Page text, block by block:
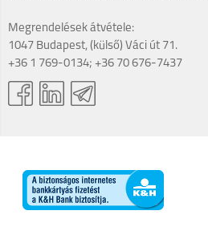
Megrendelések átvétele:
1047 Budapest, (külső) Váci út 71.
+36 1 769-0134; +36 70 676-7437